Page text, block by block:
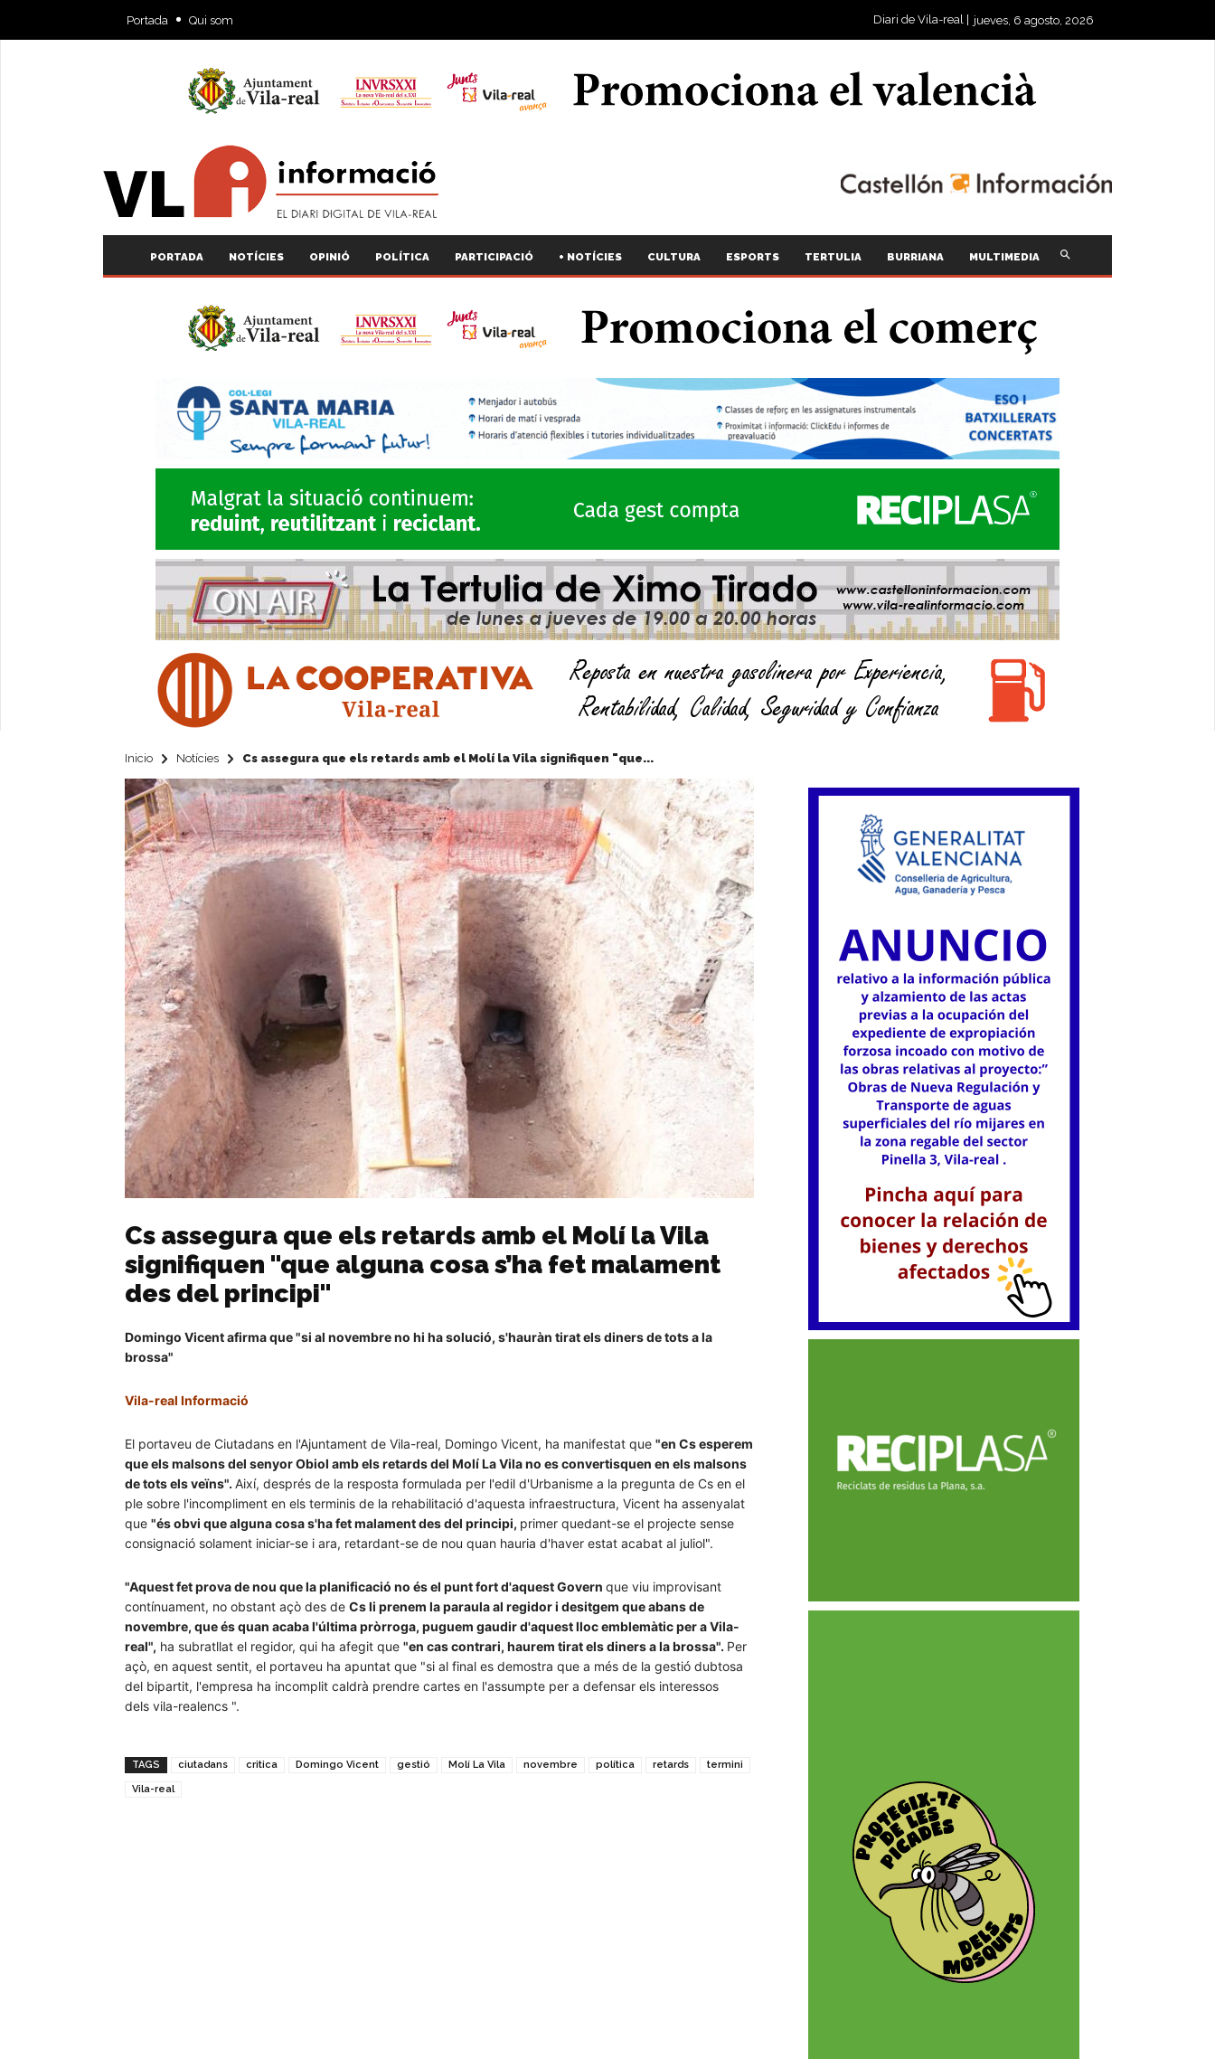
Portada Qui som Diari de Vila-real | jueves, 6 agosto, 2026
PORTADA NOTÍCIES OPINIÓ POLÍTICA PARTICIPACIÓ + NOTÍCIES CULTURA ESPORTS TERTULIA BURRIANA MULTIMEDIA
Inicio Notícies Cs assegura que els retards amb el Molí la Vila signifiquen "que...
Cs assegura que els retards amb el Molí la Vila
signifiquen "que alguna cosa s’ha fet malament
des del principi"
Domingo Vicent afirma que "si al novembre no hi ha solució, s'hauràn tirat els diners de tots a la
brossa"
Vila-real Informació
El portaveu de Ciutadans en l'Ajuntament de Vila-real, Domingo Vicent, ha manifestat que "en Cs esperem
que els malsons del senyor Obiol amb els retards del Molí La Vila no es convertisquen en els malsons
de tots els veïns". Així, després de la resposta formulada per l'edil d'Urbanisme a la pregunta de Cs en el
ple sobre l'incompliment en els terminis de la rehabilitació d'aquesta infraestructura, Vicent ha assenyalat
que "és obvi que alguna cosa s'ha fet malament des del principi, primer quedant-se el projecte sense
consignació solament iniciar-se i ara, retardant-se de nou quan hauria d'haver estat acabat al juliol".
"Aquest fet prova de nou que la planificació no és el punt fort d'aquest Govern que viu improvisant
contínuament, no obstant açò des de Cs li prenem la paraula al regidor i desitgem que abans de
novembre, que és quan acaba l'última pròrroga, puguem gaudir d'aquest lloc emblemàtic per a Vila-
real", ha subratllat el regidor, qui ha afegit que "en cas contrari, haurem tirat els diners a la brossa". Per
açò, en aquest sentit, el portaveu ha apuntat que "si al final es demostra que a més de la gestió dubtosa
del bipartit, l'empresa ha incomplit caldrà prendre cartes en l'assumpte per a defensar els interessos
dels vila-realencs ".
TAGS ciutadans critica Domingo Vicent gestió Molí La Vila novembre política retards termini
Vila-real